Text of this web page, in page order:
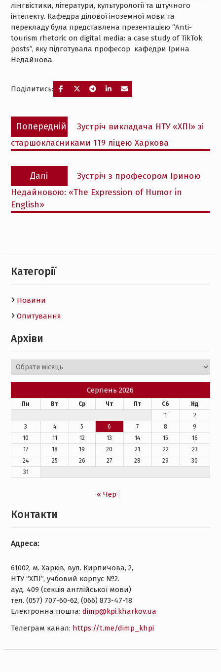
лінгвістики, літератури, культурології та штучного
інтелекту. Кафедра ділової іноземної мови та
перекладу була представлена презентацією “Anti-
tourism rhetoric on digital media: a case study of TikTok
posts”, яку підготувала професор кафедри Ірина
Недайнова.
Поділитись:
Навігація
записів
Попередній
Попередній
запис:
Зустріч викладача НТУ «ХПІ» зі
старшокласниками 119 ліцею Харкова
Далі
Наступний
запис:
Зустріч з професором Іриною
Недайновою: «The Expression of Humor in
English»
Категорії
Новини
Опитування
Архіви
Архіви
Серпень 2026
Пн Вт Ср Чт Пт Сб
Нд
1
2
3
4 5 6 7 8
9
10
11 12 13 14 15
16
17
18 19 20 21 22
23
24
25 26 27 28 29
30
31
« Чер
Контакти
Адреса:
61002, м. Харків, вул. Кирпичова, 2,
НТУ “ХПІ”, учбовий корпус №2.
ауд. 409 (секція англійської мови)
тел. (057) 707-60-62, (066) 873-47-18
Електронна пошта: dimp@kpi.kharkov.ua
Tелеграм канал: https://t.me/dimp_khpi